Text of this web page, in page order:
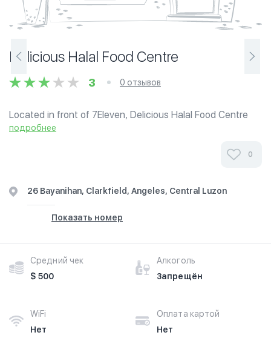
Delicious Halal Food Centre
3 0 отзывов
Located in front of 7Eleven, Delicious Halal Food Centre
serves traditional Malaysian food like satay, rice cake,
подробнее
0
26 Bayanihan, Clarkfield, Angeles, Central Luzon
Показать номер
Средний чек
$ 500
Алкоголь
Запрещён
WiFi
Нет
Оплата картой
Нет